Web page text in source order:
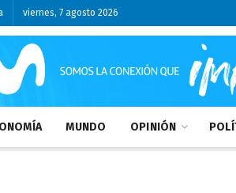
viernes, 7 agosto 2026
MUNDO OPINIÓN